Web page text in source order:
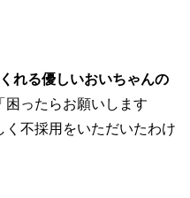
れる優しいおいちゃんの
困ったらお願いします
不採用をいただいたわけ